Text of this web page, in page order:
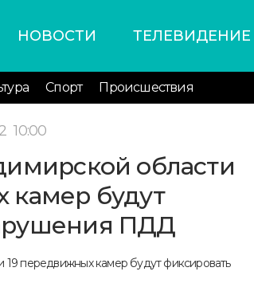
НОВОСТИ ТЕЛЕВИДЕНИЕ
Спорт Происшествия
10:00
области
камер будут
ПДД